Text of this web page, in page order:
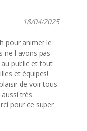
18/04/2025
pour animer le
ne l avons pas
public et tout
et équipes!
de voir tous
très
pour ce super